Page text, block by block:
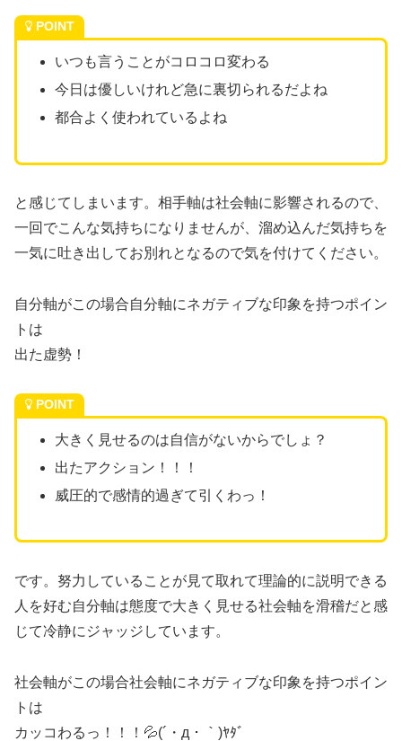
POINT
いつも言うことがコロコロ変わる
今日は優しいけれど急に裏切られるだよね
都合よく使われているよね
と感じてしまいます。相手軸は社会軸に影響されるので、
一回でこんな気持ちになりませんが、溜め込んだ気持ちを
一気に吐き出してお別れとなるので気を付けてください。
自分軸がこの場合自分軸にネガティブな印象を持つポイン
トは
出た虚勢！
POINT
大きく見せるのは自信がないからでしょ？
出たアクション！！！
威圧的で感情的過ぎて引くわっ！
です。努力していることが見て取れて理論的に説明できる
人を好む自分軸は態度で大きく見せる社会軸を滑稽だと感
じて冷静にジャッジしています。
社会軸がこの場合社会軸にネガティブな印象を持つポイン
トは
カッコわるっ！！！💦(´・д・｀)ﾔﾀﾞ